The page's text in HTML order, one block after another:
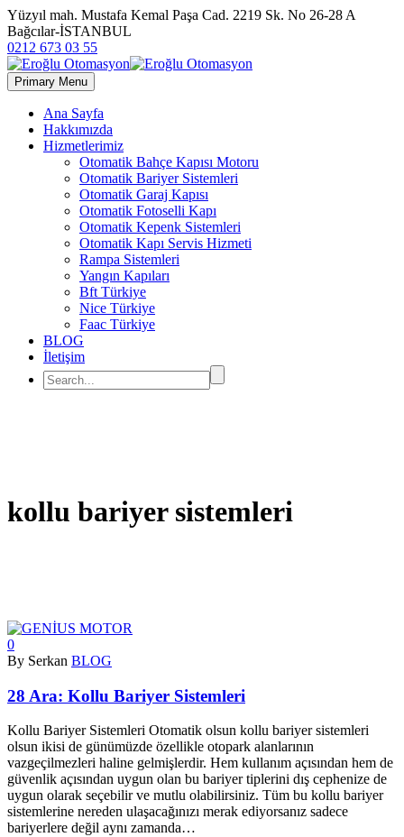
Yüzyıl mah. Mustafa Kemal Paşa Cad. 2219 Sk. No 26-28 A
Bağcılar-İSTANBUL
0212 673 03 55
Primary Menu
Ana Sayfa
Hakkımızda
Hizmetlerimiz
Otomatik Bahçe Kapısı Motoru
Otomatik Bariyer Sistemleri
Otomatik Garaj Kapısı
Otomatik Fotoselli Kapı
Otomatik Kepenk Sistemleri
Otomatik Kapı Servis Hizmeti
Rampa Sistemleri
Yangın Kapıları
Bft Türkiye
Nice Türkiye
Faac Türkiye
BLOG
İletişim
kollu bariyer sistemleri
0
By Serkan BLOG
28 Ara: Kollu Bariyer Sistemleri
Kollu Bariyer Sistemleri Otomatik olsun kollu bariyer sistemleri
olsun ikisi de günümüzde özellikle otopark alanlarının
vazgeçilmezleri haline gelmişlerdir. Hem kullanım açısından hem de
güvenlik açısından uygun olan bu bariyer tiplerini dış cephenize de
uygun olarak seçebilir ve mutlu olabilirsiniz. Tüm bu kollu bariyer
sistemlerine nereden ulaşacağınızı merak ediyorsanız sadece
bariyerlere değil aynı zamanda…